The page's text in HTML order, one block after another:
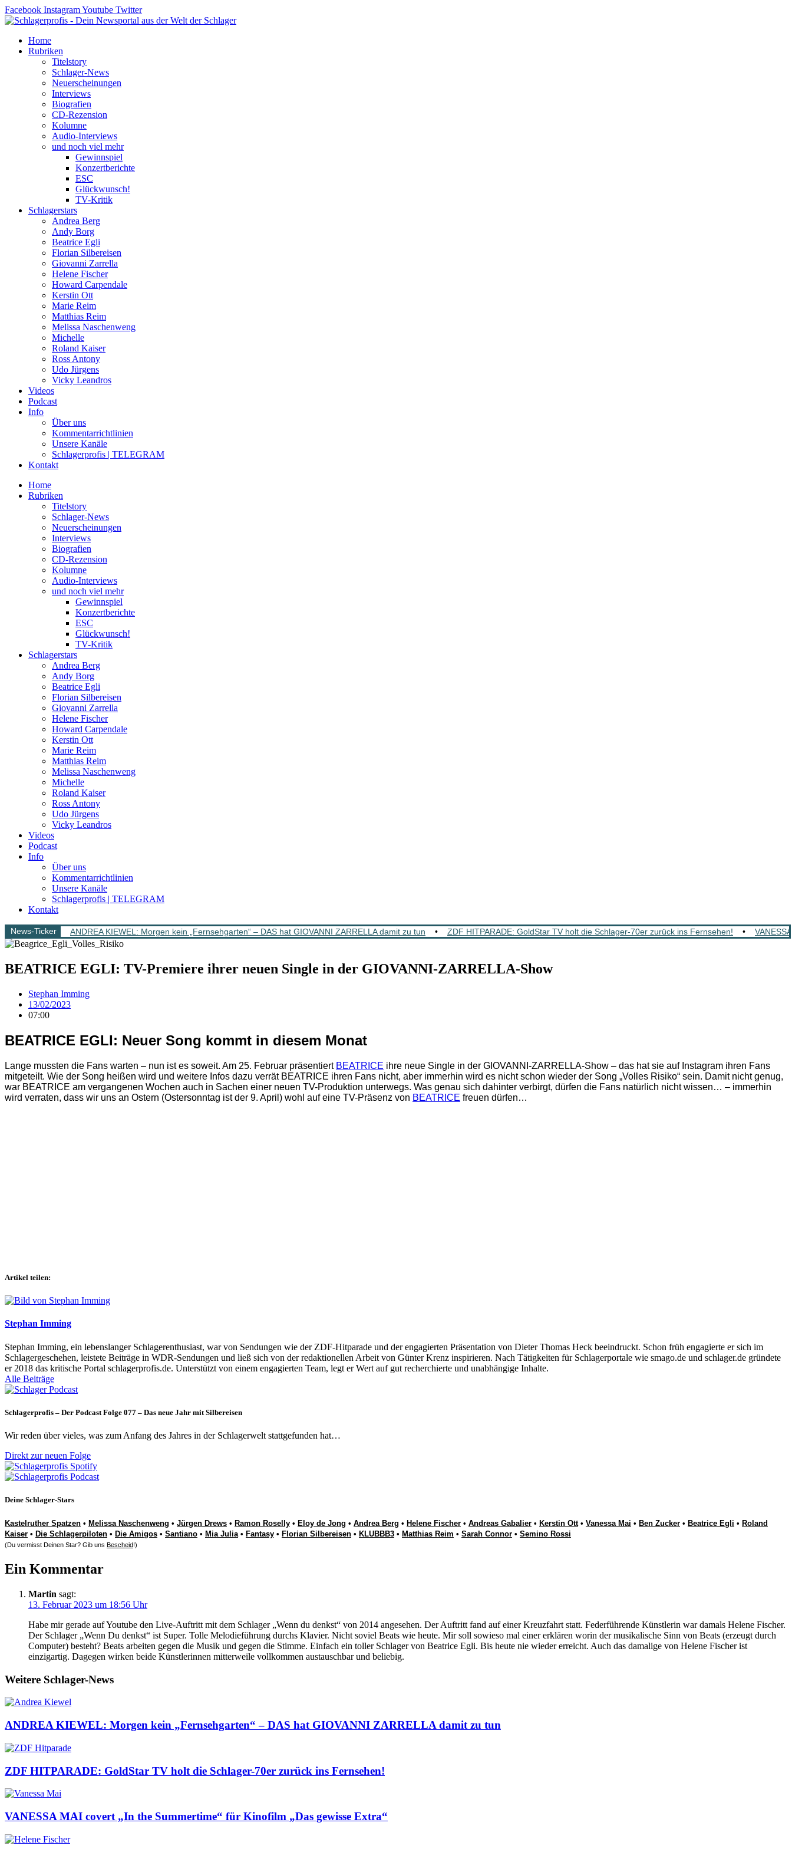
Zum
Inhalt
Facebook InstagramYoutube Twitter
Home
Rubriken
Titelstory
Schlager-News
Neuerscheinungen
Interviews
Biografien
CD-Rezension
Kolumne
Audio-Interviews
und noch viel mehr
Gewinnspiel
Konzertberichte
ESC
Glückwunsch!
TV-Kritik
Schlagerstars
Andrea Berg
Andy Borg
Beatrice Egli
Florian Silbereisen
Giovanni Zarrella
Helene Fischer
Howard Carpendale
Kerstin Ott
Marie Reim
Matthias Reim
Melissa Naschenweng
Michelle
Roland Kaiser
Ross Antony
Udo Jürgens
Vicky Leandros
Videos
Podcast
Info
Über uns
Kommentarrichtlinien
Unsere Kanäle
Schlagerprofis | TELEGRAM
Kontakt
Home
Rubriken
Titelstory
Schlager-News
Neuerscheinungen
Interviews
Biografien
CD-Rezension
Kolumne
Audio-Interviews
und noch viel mehr
Gewinnspiel
Konzertberichte
ESC
Glückwunsch!
TV-Kritik
Schlagerstars
Andrea Berg
Andy Borg
Beatrice Egli
Florian Silbereisen
Giovanni Zarrella
Helene Fischer
Howard Carpendale
Kerstin Ott
Marie Reim
Matthias Reim
Melissa Naschenweng
Michelle
Roland Kaiser
Ross Antony
Udo Jürgens
Vicky Leandros
Videos
Podcast
Info
Über uns
Kommentarrichtlinien
Unsere Kanäle
Schlagerprofis | TELEGRAM
Kontakt
News-Ticker ANDREA KIEWEL: Morgen kein „Fernsehgarten“ – DAS hat GIOVANNI ZARRELLA damit zu tun • ZDF HITPARADE: GoldStar TV holt die Schlager-70er zurück ins Fernsehen! •
BEATRICE EGLI: TV-Premiere ihrer neuen Single in der GIOVANNI-ZARRELLA-Show
Stephan Imming
13/02/2023
07:00
BEATRICE EGLI: Neuer Song kommt in diesem Monat
Lange mussten die Fans warten – nun ist es soweit. Am 25. Februar präsentiert BEATRICE ihre neue Single in der GIOVANNI-ZARRELLA-Show – das hat sie auf Instagram ihren Fans
mitgeteilt. Wie der Song heißen wird und weitere Infos dazu verrät BEATRICE ihren Fans nicht, aber immerhin wird es nicht schon wieder der Song „Volles Risiko“ sein. Damit nicht genug,
war BEATRICE am vergangenen Wochen auch in Sachen einer neuen TV-Produktion unterwegs. Was genau sich dahinter verbirgt, dürfen die Fans natürlich nicht wissen… – immerhin
wird verraten, dass wir uns an Ostern (Ostersonntag ist der 9. April) wohl auf eine TV-Präsenz von BEATRICE freuen dürfen…
Artikel teilen:
Stephan Imming
Stephan Imming, ein lebenslanger Schlagerenthusiast, war von Sendungen wie der ZDF-Hitparade und der engagierten Präsentation von Dieter Thomas Heck beeindruckt. Schon früh engagierte er sich im
Schlagergeschehen, leistete Beiträge in WDR-Sendungen und ließ sich von der redaktionellen Arbeit von Günter Krenz inspirieren. Nach Tätigkeiten für Schlagerportale wie smago.de und schlager.de gründete
er 2018 das kritische Portal schlagerprofis.de. Unterstützt von einem engagierten Team, legt er Wert auf gut recherchierte und unabhängige Inhalte.
Alle Beiträge
Schlagerprofis – Der Podcast Folge 077 – Das neue Jahr mit Silbereisen
Wir reden über vieles, was zum Anfang des Jahres in der Schlagerwelt stattgefunden hat…
Direkt zur neuen Folge
Deine Schlager-Stars
Kastelruther Spatzen • Melissa Naschenweng • Jürgen Drews • Ramon Roselly • Eloy de Jong • Andrea Berg • Helene Fischer • Andreas Gabalier • Kerstin Ott• Vanessa Mai • Ben Zucker • Beatrice Egli • Roland
Kaiser • Die Schlagerpiloten • Die Amigos • Santiano • Mia Julia• Fantasy • Florian Silbereisen • KLUBBB3 • Matthias Reim • Sarah Connor • Semino Rossi
(Du vermisst Deinen Star? Gib uns Bescheid!)
Ein Kommentar
Martin sagt:
13. Februar 2023 um 18:56 Uhr
Habe mir gerade auf Youtube den Live-Auftritt mit dem Schlager „Wenn du denkst“ von 2014 angesehen. Der Auftritt fand auf einer Kreuzfahrt statt. Federführende Künstlerin war damals Helene Fischer.
Der Schlager „Wenn Du denkst“ ist Super. Tolle Melodieführung durchs Klavier. Nicht soviel Beats wie heute. Mir soll sowieso mal einer erklären worin der musikalische Sinn von Beats (erzeugt durch
Computer) besteht? Beats arbeiten gegen die Musik und gegen die Stimme. Einfach ein toller Schlager von Beatrice Egli. Bis heute nie wieder erreicht. Auch das damalige von Helene Fischer ist
einzigartig. Dagegen wirken beide Künstlerinnen mitterweile vollkommen austauschbar und beliebig.
Weitere Schlager-News
ANDREA KIEWEL: Morgen kein „Fernsehgarten“ – DAS hat GIOVANNI ZARRELLA damit zu tun
ZDF HITPARADE: GoldStar TV holt die Schlager-70er zurück ins Fernsehen!
VANESSA MAI covert „In the Summertime“ für Kinofilm „Das gewisse Extra“